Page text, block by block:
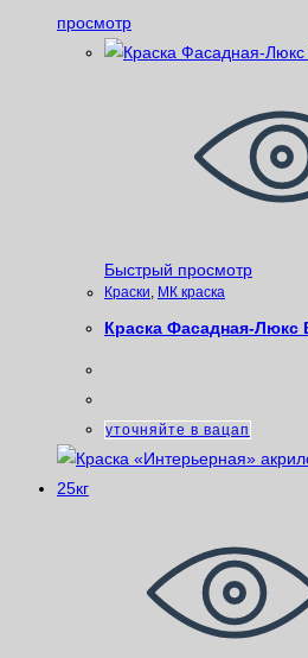
просмотр
Быстрый просмотр
Краски, МК краска
Краска Фасадная-Люкс
уточняйте в вацап